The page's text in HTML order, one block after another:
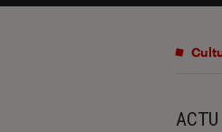
ACTU